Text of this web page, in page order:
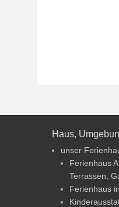
Haus,
unser
Ferienhaus
Terrassen,
Ferienhaus